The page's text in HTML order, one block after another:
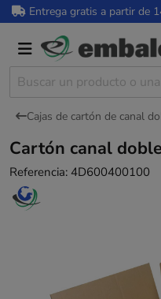
Entrega gratis a partir de
Cajas de cartón de canal
Cartón canal
Referencia: 4D600400100